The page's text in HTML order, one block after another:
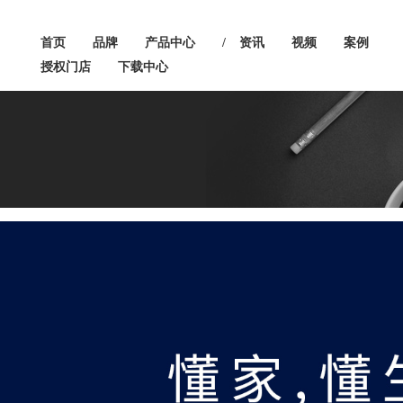
首页 品牌 产品中心 / 资讯 视频
案例
授权门店
下载中心